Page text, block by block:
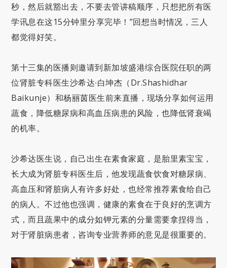
秒，然后就豁出去，不要去管讲稿顺序，只想把所有医
学讯息在这15分钟里分享完毕！”回想当时情况，三人
都觉得好笑。
第十三集的医播则邀请到新加坡盛港综合医院任职的两
位肾脏专科医生沙希达∙白坤杰（Dr.Shashidhar
Baikunje）和杨丽茵医生前来直播，现场分享如何运用
蔬食，降低糖尿病和高血压病患的风险，也降低肾衰竭
的机率。
沙希达医生说，自己出生在素食家庭，是胎里素宝宝，
长大成为肾脏专科医生后，他发现蔬食饮食对糖尿病、
高血压和肾脏病人有许多好处，也经常推荐素食给自己
的病人。不过他也强调，健康的素食在于良好的烹调方
式，而且蔬果中的成分如钾元素的分量需要拿捏得当，
对于肾脏病患者，咨询专业营养师的意见是很重要的。